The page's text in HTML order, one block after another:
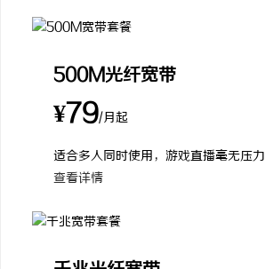
500M光纤宽带
¥79/月起
适合多人同时使用，游戏直播毫无压力
查看详情